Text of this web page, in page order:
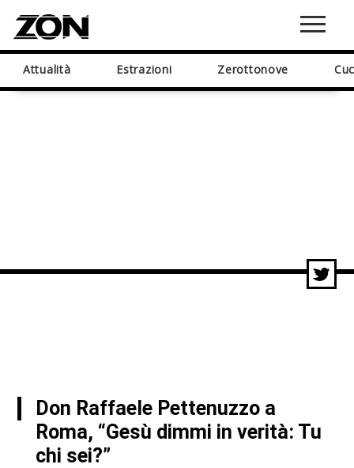
Attualità Estrazioni Zerottonove
Don Raffaele Pettenuzzo a
Roma, “Gesù dimmi in verità: Tu
chi sei?”